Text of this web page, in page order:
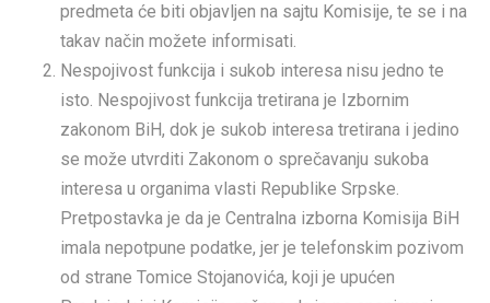
predmeta će biti objavljen na sajtu Komisije, te se i na
takav način možete informisati.
Nespojivost funkcija i sukob interesa nisu jedno te
isto. Nespojivost funkcija tretirana je Izbornim
zakonom BiH, dok je sukob interesa tretirana i jedino
se može utvrditi Zakonom o sprečavanju sukoba
interesa u organima vlasti Republike Srpske.
Pretpostavka je da je Centralna izborna Komisija BiH
imala nepotpune podatke, jer je telefonskim pozivom
od strane Tomice Stojanovića, koji je upućen